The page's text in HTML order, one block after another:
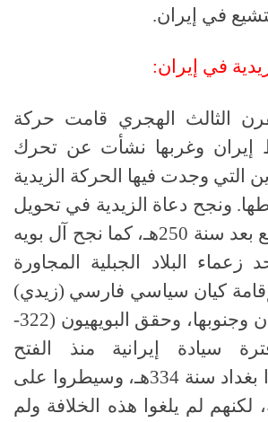
في إيران.
في إيران:
الثالث الهجري قامت حركة
وغربها نشأت عن تحرك
التي وجدت فيها الحركة الزيدية
ونجح دعاة الزيدية في تحويل
الديلم إلى التشيع بعد سنة 250هـ، كما نجح آل بويه
زعماء البلاد الجبلية المجاورة
كيان سياسي فارسي (زيدي)
شامل غرب إيران وجنوبها، وحقق البويهيون (322-
سيادة إيرانية منذ الفتح
الإسلامي، وغزوا بغداد سنة 334هـ، وسيطروا على
لكنهم لم يلغوا هذه الخلافة ولم